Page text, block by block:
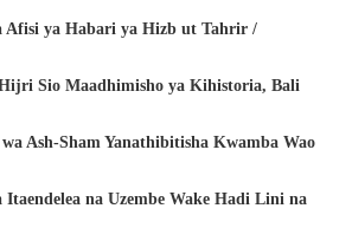
ya Habari ya Hizb ut Tahrir /
Sio Maadhimisho ya Kihistoria, Bali
Ash-Sham Yanathibitisha Kwamba Wao
na Uzembe Wake Hadi Lini na